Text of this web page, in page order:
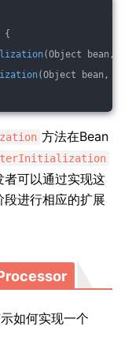
{
(Object bean,
(Object bean,
方法在Bean
可以通过实现这
进行相应的扩展
如何实现一个